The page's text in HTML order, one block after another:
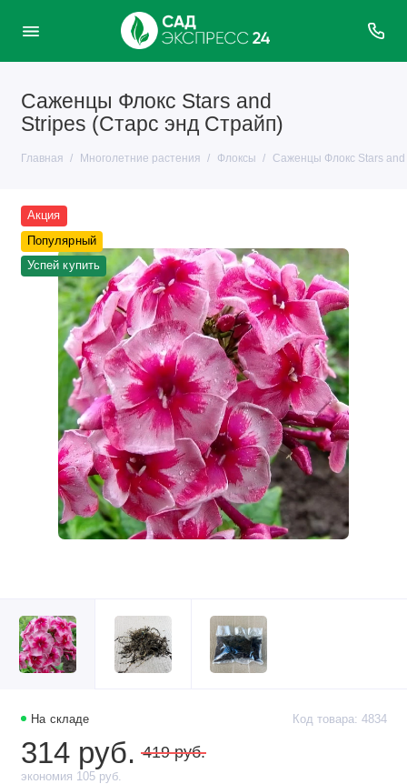
Саженцы Флокс Stars and
Stripes (Старс энд Страйп)
Главная Многолетние растения Флоксы Саженцы Флокс Stars
Акция
Популярный
Успей купить
На складе Код товара: 4834
314 руб. 419 руб.
экономия 105 руб.